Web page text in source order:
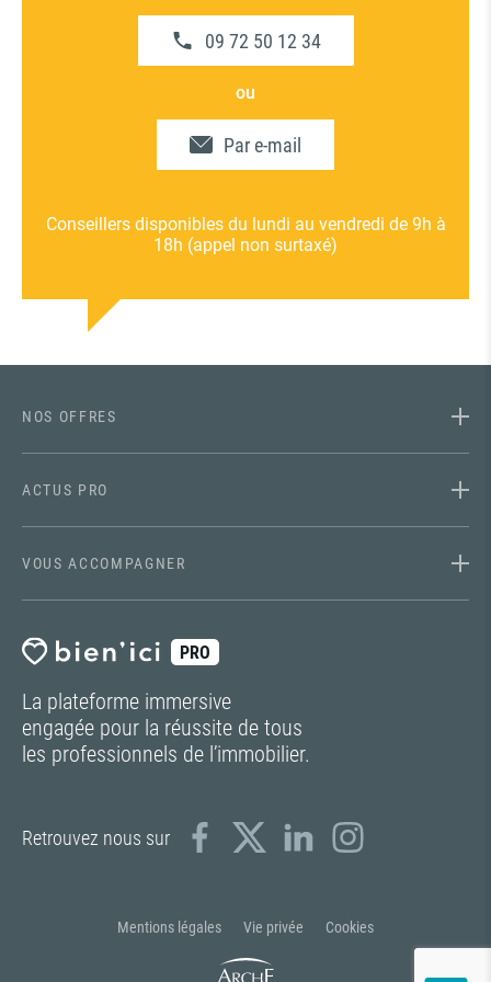
09 72 50 12 34
ou
Par e-mail
Conseillers disponibles du lundi au vendredi de 9h à
18h (appel non surtaxé)
PRO
La plateforme immersive
engagée pour la réussite de tous
les professionnels de l’immobilier.
Retrouvez nous sur
NOS OFFRES
ACTUS PRO
VOUS ACCOMPAGNER
Mentions légales Vie privée Cookies